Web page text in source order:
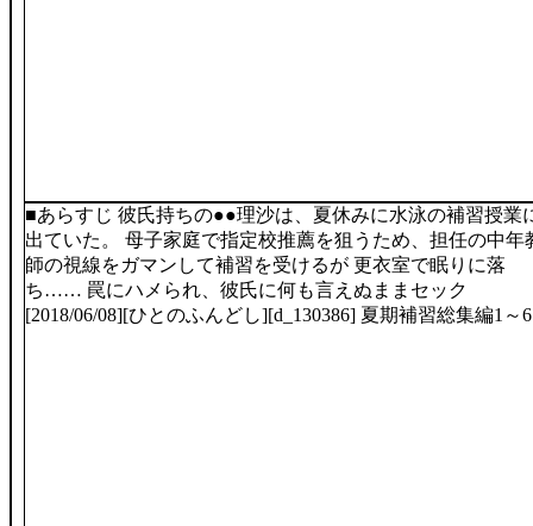
■あらすじ 彼氏持ちの●●理沙は、夏休みに水泳の補習授業
出ていた。 母子家庭で指定校推薦を狙うため、担任の中年
師の視線をガマンして補習を受けるが 更衣室で眠りに落
ち…… 罠にハメられ、彼氏に何も言えぬままセック
[2018/06/08][ひとのふんどし][d_130386] 夏期補習総集編1～